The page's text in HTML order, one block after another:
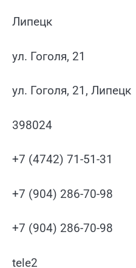
Липецк
ул. Гоголя, 21
ул. Гоголя, 21, Липецк
398024
+7 (4742) 71-51-31
+7 (904) 286-70-98
+7 (904) 286-70-98
tele2